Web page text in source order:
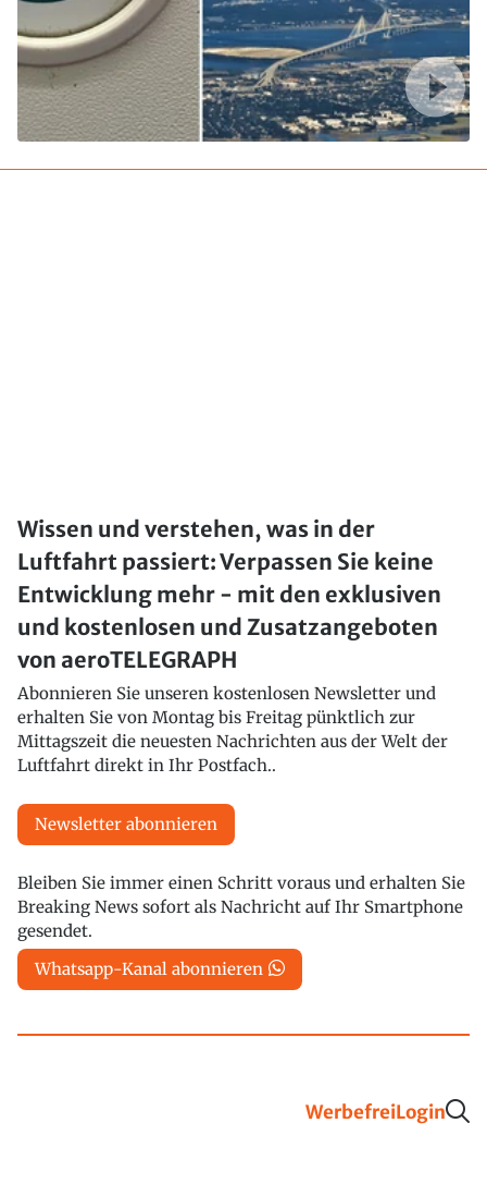
Wissen und verstehen, was in der
Luftfahrt passiert: Verpassen Sie keine
Entwicklung mehr - mit den exklusiven
und kostenlosen und Zusatzangeboten
von aeroTELEGRAPH
Abonnieren Sie unseren kostenlosen Newsletter und
erhalten Sie von Montag bis Freitag pünktlich zur
Mittagszeit die neuesten Nachrichten aus der Welt der
Luftfahrt direkt in Ihr Postfach..
Newsletter abonnieren
Bleiben Sie immer einen Schritt voraus und erhalten Sie
Breaking News sofort als Nachricht auf Ihr Smartphone
gesendet.
Whatsapp-Kanal abonnieren
WerbefreiLogin